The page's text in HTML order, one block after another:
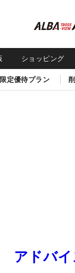
ショッピング
定優待プラン
アドバ